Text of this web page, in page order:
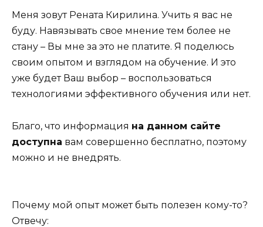
Меня зовут Рената Кирилина. Учить я вас не
буду. Навязывать свое мнение тем более не
стану – Вы мне за это не платите. Я поделюсь
своим опытом и взглядом на обучение. И это
уже будет Ваш выбор – воспользоваться
технологиями эффективного обучения или нет.
Благо, что информация на данном сайте
доступна вам совершенно бесплатно, поэтому
можно и не внедрять.
Почему мой опыт может быть полезен кому-то?
Отвечу: